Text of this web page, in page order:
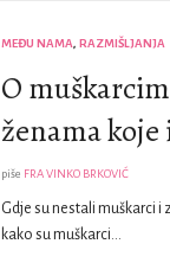
MEĐU NAMA, RAZMIŠLJANJA
O
ženama
piše FRA VINKO BRKOVIĆ
Gdje su nestali muškarci i
kako su muškarci…